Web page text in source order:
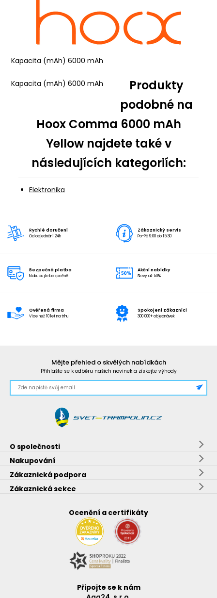
Kapacita (mAh) 6000 mAh
Kapacita (mAh) 6000 mAh
Produkty
podobné na
Hoox Comma 6000 mAh
Yellow najdete také v
následujících kategoriích:
Elektronika
Rychlé doručení
Od objednání 24h
Zákaznický servis
Po-Pá 9:00 do 15:30
Bezpečná platba
Nakupujte bezpečně
Akční nabídky
Slevy až 50%
Ověřená firma
Více než 10 let na trhu
Spokojení zákazníci
300 000+ objednávek
Mějte přehled o skvělých nabídkách
Přihlašte se k odběru našich novinek a získejte výhody
O společnosti
Nakupování
Zákaznická podpora
Zákaznická sekce
Ocenění a certifikáty
Připojte se k nám